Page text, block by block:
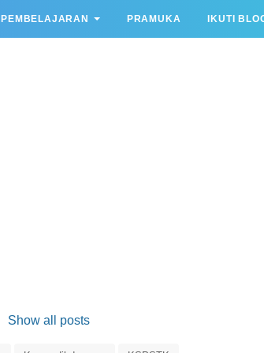
PEMBELAJARAN PRAMUKA IKUTI
Show all posts